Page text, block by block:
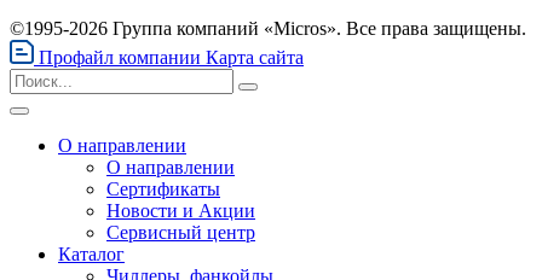
©1995-2026 Группа компаний «Micros». Все права защищены.
Профайл компании Карта сайта
О направлении
О направлении
Сертификаты
Новости и Акции
Сервисный центр
Каталог